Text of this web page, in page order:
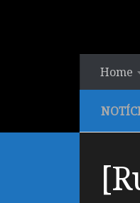
Home